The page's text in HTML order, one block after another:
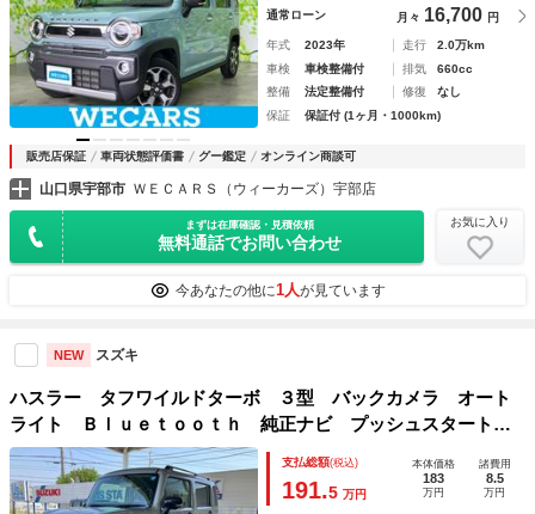
通常ローン 月々 16,700 円
年式 2023年 走行
2.0万km
車検
車検整備付 排気
660cc
整備
法定整備付 修復
なし
保証
保証付 (1ヶ月・1000km)
販売店保証 車両状態評価書 グー鑑定 オンライン商談可
山口県宇部市 ＷＥＣＡＲＳ（ウィーカーズ）宇部店
まずは在庫確認・見積依頼
無料通話でお問い合わせ
お気に入り
今あなたの他に1人が見ています
NEW スズキ
ハスラー タフワイルドターボ ３型 バックカメラ オート
ライト Ｂｌｕｅｔｏｏｔｈ 純正ナビ プッシュスタート
シートヒータ スズキセーフティーサポート 衝突被害軽減シ
ステム アイドリングストップ 盗難防止システム 衝突安全
ボディ
支払総額(税込)
191.5 万円
本体価格
183
万円
諸費用
8.5
万円